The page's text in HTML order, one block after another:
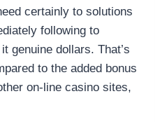
certainly to solutions
following to
genuine dollars. That’s
to the added bonus
on-line casino sites,